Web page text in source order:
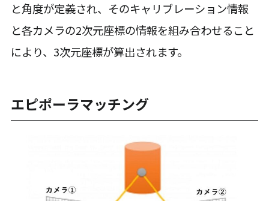
と角度が定義され、そのキャリブレーション情報
と各カメラの2次元座標の情報を組み合わせること
により、3次元座標が算出されます。
エピポーラマッチング